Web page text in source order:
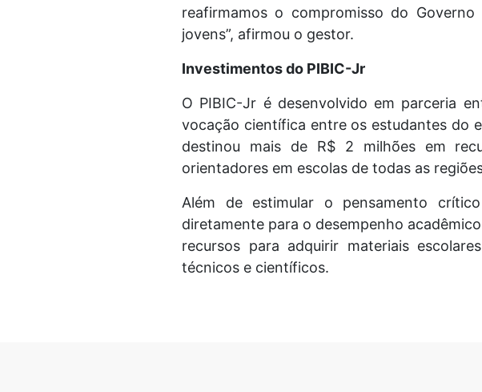
reafirmamos o compromisso do
jovens”, afirmou o gestor.
Investimentos do PIBIC-Jr
O PIBIC-Jr é desenvolvido em parceria
vocação científica entre os estudantes do
destinou mais de R$ 2 milhões em
orientadores em escolas de todas as
Além de estimular o pensamento
diretamente para o desempenho
recursos para adquirir materiais
técnicos e científicos.